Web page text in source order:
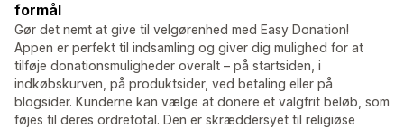
formål
Gør det nemt at give til velgørenhed med Easy Donation!
Appen er perfekt til indsamling og giver dig mulighed for at
tilføje donationsmuligheder overalt – på startsiden, i
indkøbskurven, på produktsider, ved betaling eller på
blogsider. Kunderne kan vælge at donere et valgfrit beløb, som
føjes til deres ordretotal. Den er skræddersyet til religiøse